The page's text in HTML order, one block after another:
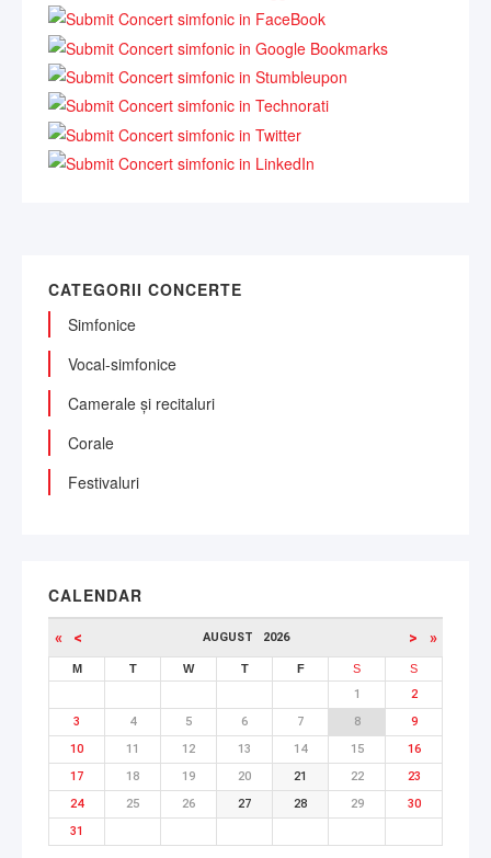
CATEGORII CONCERTE
Simfonice
Vocal-simfonice
Camerale și recitaluri
Corale
Festivaluri
CALENDAR
« < AUGUST 2026 > »
M T W T F S S
1
2
3
4 5 6 7 8
9
10
11 12 13 14 15
16
17
18 19 20 21 22
23
24
25 26 27 28 29
30
31